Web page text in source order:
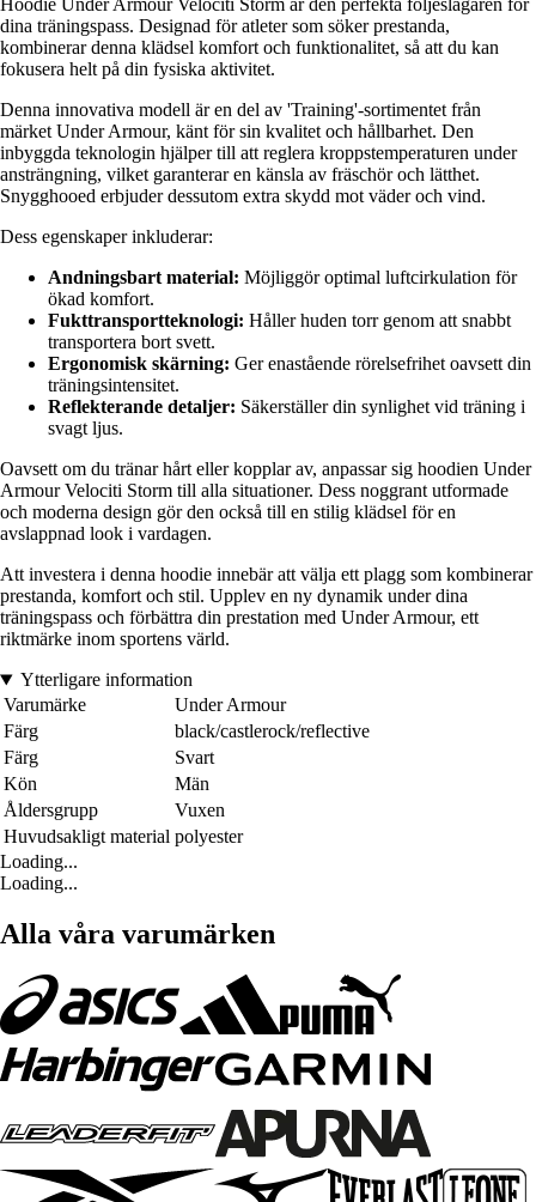
Hoodie Under Armour Velociti Storm är den perfekta följeslagaren för
dina träningspass. Designad för atleter som söker prestanda,
kombinerar denna klädsel komfort och funktionalitet, så att du kan
fokusera helt på din fysiska aktivitet.
Denna innovativa modell är en del av 'Training'-sortimentet från
märket Under Armour, känt för sin kvalitet och hållbarhet. Den
inbyggda teknologin hjälper till att reglera kroppstemperaturen under
ansträngning, vilket garanterar en känsla av fräschör och lätthet.
Snygghooed erbjuder dessutom extra skydd mot väder och vind.
Dess egenskaper inkluderar:
Andningsbart material: Möjliggör optimal luftcirkulation för
ökad komfort.
Fukttransportteknologi: Håller huden torr genom att snabbt
transportera bort svett.
Ergonomisk skärning: Ger enastående rörelsefrihet oavsett din
träningsintensitet.
Reflekterande detaljer: Säkerställer din synlighet vid träning i
svagt ljus.
Oavsett om du tränar hårt eller kopplar av, anpassar sig hoodien Under
Armour Velociti Storm till alla situationer. Dess noggrant utformade
och moderna design gör den också till en stilig klädsel för en
avslappnad look i vardagen.
Att investera i denna hoodie innebär att välja ett plagg som kombinerar
prestanda, komfort och stil. Upplev en ny dynamik under dina
träningspass och förbättra din prestation med Under Armour, ett
riktmärke inom sportens värld.
Ytterligare information
Varumärke
Under Armour
Färg
black/castlerock/reflective
Färg
Svart
Kön
Män
Åldersgrupp
Vuxen
Huvudsakligt material polyester
Loading...
Loading...
Alla våra varumärken